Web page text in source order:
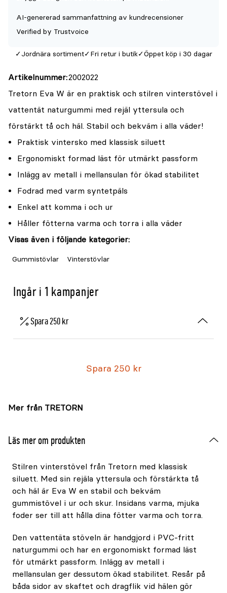
av
AI-genererad sammanfattning av kundrecensioner
Verified by Trustvoice
Jordnära sortiment Fri retur i butik Öppet köp i 30 dagar
Artikelnummer 2002022
Tretorn Eva W är en praktisk och stilren vinterstövel i
vattentät naturgummi med rejäl yttersula och
förstärkt tå och häl. Stabil och bekväm i alla väder!
Praktisk vintersko med klassisk siluett
Ergonomiskt formad läst för utmärkt passform
Inlägg av metall i mellansulan för ökad stabilitet
Fodrad med varm syntetpäls
Enkel att komma i och ur
Håller fötterna varma och torra i alla väder
Visas även i följande kategorier:
Gummistövlar Vinterstövlar
Ingår i 1 kampanjer
Spara 250 kr
Spara 250 kr
Mer från TRETORN
Läs mer om produkten
Stilren vinterstövel från Tretorn med klassisk
siluett. Med sin rejäla yttersula och förstärkta tå
och häl är Eva W en stabil och bekväm
gummistövel i ur och skur. Insidans varma, mjuka
foder ser till att hålla dina fötter varma och torra.
Den vattentäta stöveln är handgjord i PVC-fritt
naturgummi och har en ergonomiskt formad läst
för utmärkt passform. Inlägg av metall i
mellansulan ger dessutom ökad stabilitet. Resår på
båda sidor av skaftet och dragflik vid hälen gör